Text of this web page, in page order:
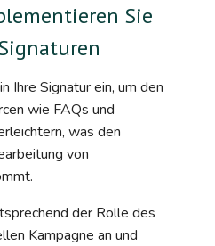
Sie
Ihre Signatur ein, um den
wie FAQs und
was den
von
der Rolle des
Kampagne an und